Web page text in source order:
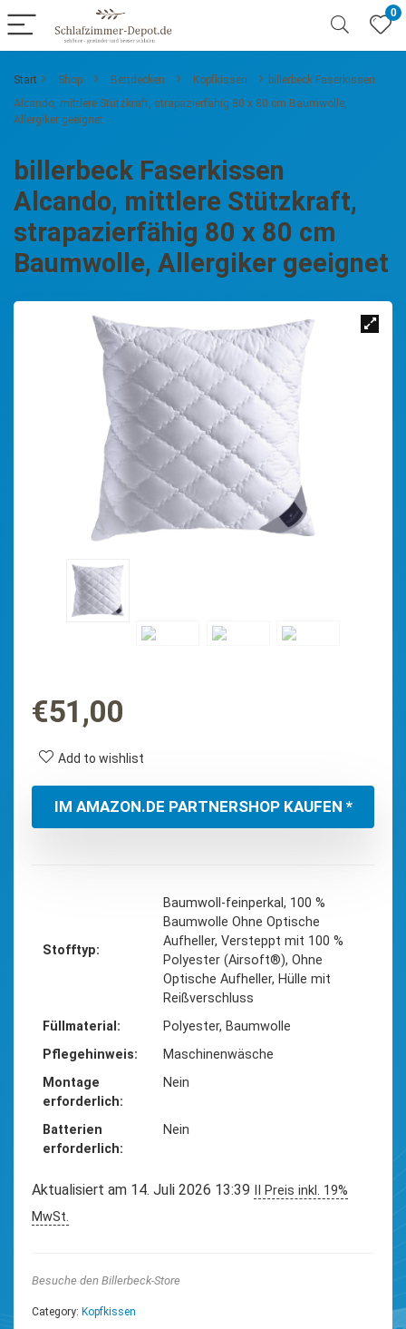
0
Start Shop Bettdecken Kopfkissen
billerbeck Faserkissen
Alcando, mittlere Stützkraft, strapazierfähig 80 x 80 cm Baumwolle,
Allergiker geeignet
billerbeck Faserkissen
Alcando, mittlere Stützkraft,
strapazierfähig 80 x 80 cm
Baumwolle, Allergiker geeignet
€51,00
Add to wishlist
IM AMAZON.DE PARTNERSHOP KAUFEN *
Stofftyp
‎Baumwoll-feinperkal, 100 %
Baumwolle Ohne Optische
Aufheller, Versteppt mit 100 %
Polyester (Airsoft®), Ohne
Optische Aufheller, Hülle mit
Reißverschluss
Füllmaterial
‎Polyester, Baumwolle
Pflegehinweis
‎Maschinenwäsche
Montage
erforderlich
‎Nein
Batterien
erforderlich
‎Nein
Aktualisiert am 14. Juli 2026 13:39
II Preis inkl. 19%
MwSt.
Besuche den Billerbeck-Store
Category: Kopfkissen